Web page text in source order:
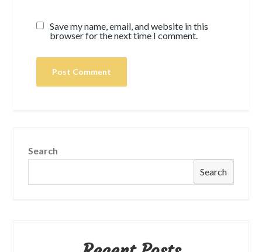
Save my name, email, and website in this
browser for the next time I comment.
Search
Search